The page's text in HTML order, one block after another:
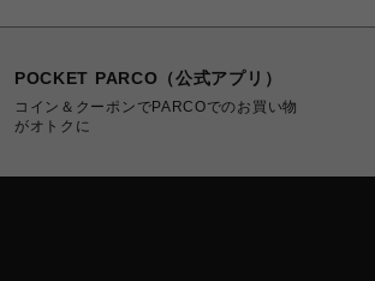
POCKET PARCO（公式アプリ）
コイン＆クーポンでPARCOでのお買い物
がオトクに